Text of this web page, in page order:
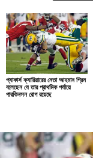
প্যাকার্স ক্যারিয়ারের নেতা আহমান গ্রিন
বলেছেন যে তার প্রাথমিক পর্যায়ে
পারকিনসন রোগ রয়েছে